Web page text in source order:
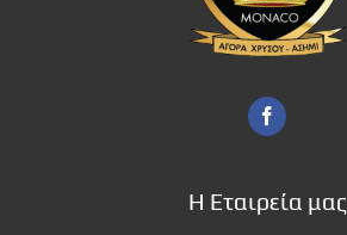
Η Εταιρεία μας